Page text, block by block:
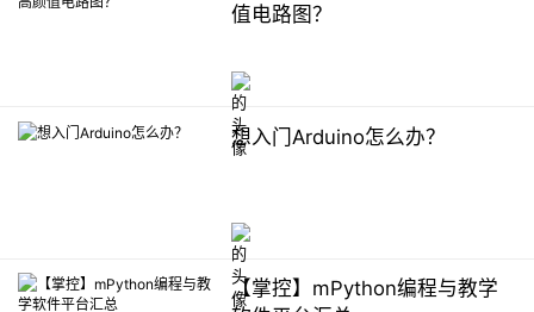
值电路图？
想入门Arduino怎么办？
【掌控】mPython编程与教学